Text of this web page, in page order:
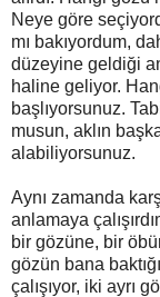
Neye göre
mı bakıyordum,
düzeyine geldiği
haline geliyor.
başlıyorsunuz.
musun, aklın
alabiliyorsunuz.
Aynı zamanda
anlamaya
bir gözüne, bir
gözün bana
çalışıyor, iki ayrı